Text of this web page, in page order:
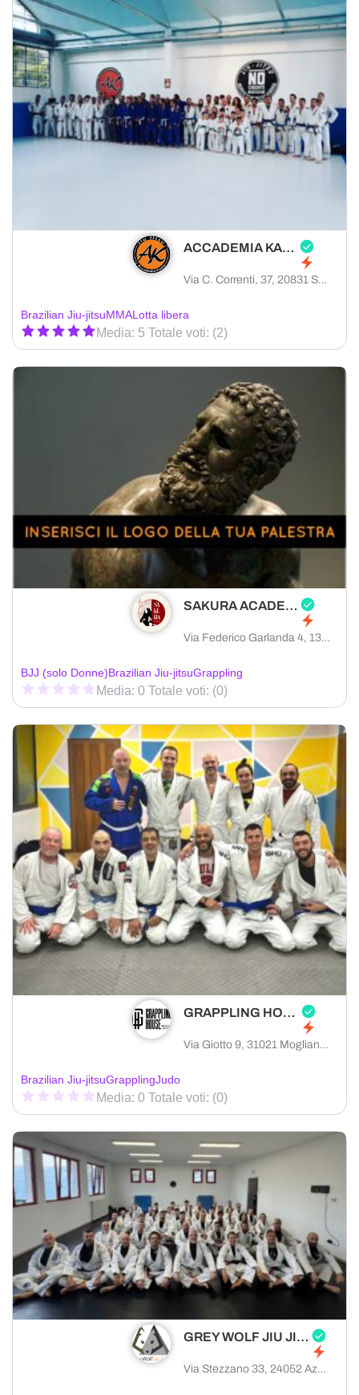
ACCADEMIA KAMA
Via C. Correnti, 37, 20831 Seregno MB, Italia
Brazilian Jiu-jitsuMMALotta libera
Media: 5 Totale voti: (2)
SAKURA ACADEMY
Via Federico Garlanda 4, 13900 Biella provincia di Biella, Italia
BJJ (solo Donne)Brazilian Jiu-jitsuGrappling
Media: 0 Totale voti: (0)
GRAPPLING HOUSE
Via Giotto 9, 31021 Mogliano Veneto provincia di Treviso, Italia
Brazilian Jiu-jitsuGrapplingJudo
Media: 0 Totale voti: (0)
GREY WOLF JIU JITSU BERGAMO
Via Stezzano 33, 24052 Azzano San Paolo provincia di Bergamo, Italia